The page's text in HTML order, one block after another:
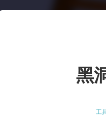
黑
工